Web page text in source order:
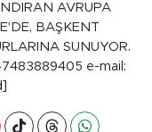
AVRUPA
BAŞKENT
SUNUYOR.
e-mail: